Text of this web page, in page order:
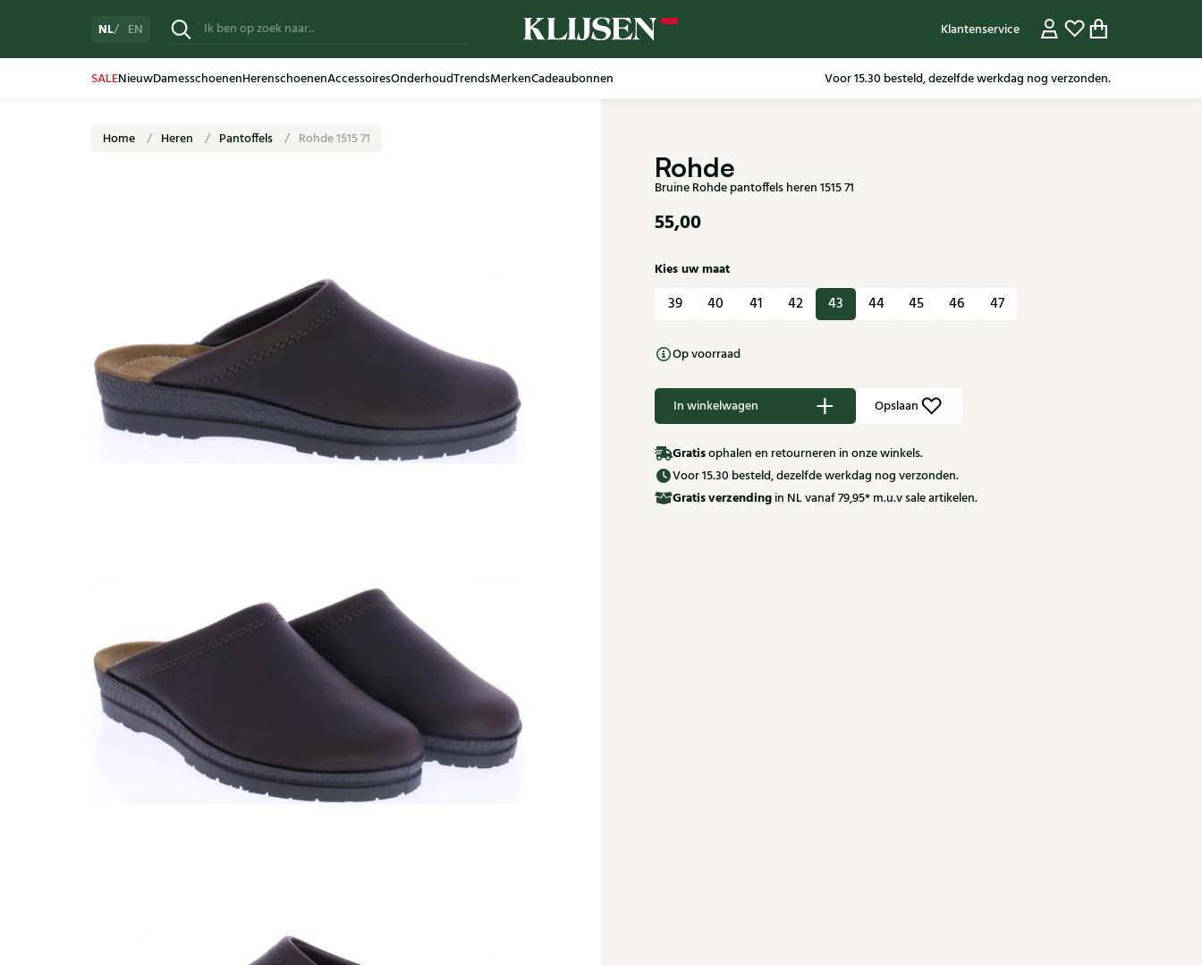
NL EN Klantenservice
SALENieuwDamesschoenenHerenschoenenAccessoiresOnderhoudTrendsMerkenCadeaubonnen Gratis verzending in NL vanaf 79,95* m.u.v sale artikelen.
Home Heren Pantoffels Rohde 1515 71
Rohde
Bruine Rohde pantoffels heren 1515 71
55,00
Kies uw maat
39 40 41 42 43 44 45 46 47
Op voorraad
In winkelwagen Opslaan
Gratisophalen en retourneren in onze winkels.
Voor 15.30 besteld, dezelfde werkdag nog verzonden.
Gratisverzending in NL vanaf 79,95* m.u.v sale artikelen.